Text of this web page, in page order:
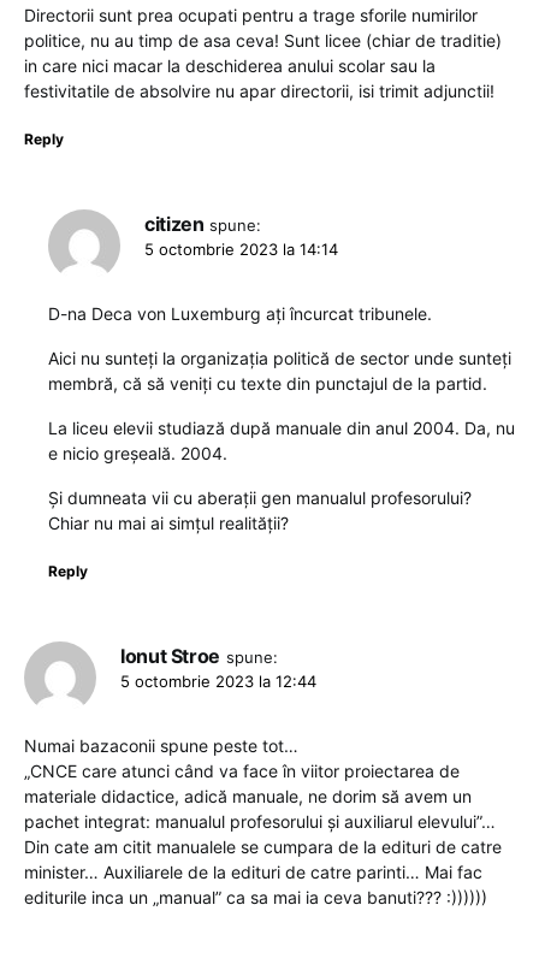
Directorii sunt prea ocupati pentru a trage sforile numirilor
politice, nu au timp de asa ceva! Sunt licee (chiar de traditie)
in care nici macar la deschiderea anului scolar sau la
festivitatile de absolvire nu apar directorii, isi trimit adjunctii!
Reply
citizen spune:
5 octombrie 2023 la 14:14
D-na Deca von Luxemburg ați încurcat tribunele.
Aici nu sunteți la organizația politică de sector unde sunteți
membră, că să veniți cu texte din punctajul de la partid.
La liceu elevii studiază după manuale din anul 2004. Da, nu
e nicio greșeală. 2004.
Și dumneata vii cu aberații gen manualul profesorului?
Chiar nu mai ai simțul realității?
Reply
Ionut Stroe spune:
5 octombrie 2023 la 12:44
Numai bazaconii spune peste tot…
„CNCE care atunci când va face în viitor proiectarea de
materiale didactice, adică manuale, ne dorim să avem un
pachet integrat: manualul profesorului și auxiliarul elevului”…
Din cate am citit manualele se cumpara de la edituri de catre
minister… Auxiliarele de la edituri de catre parinti… Mai fac
editurile inca un „manual” ca sa mai ia ceva banuti??? :))))))